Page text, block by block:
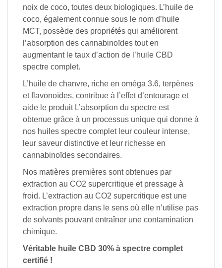
noix de coco, toutes deux biologiques. L’huile de
coco, également connue sous le nom d’huile
MCT, possède des propriétés qui améliorent
l’absorption des cannabinoïdes tout en
augmentant le taux d’action de l’huile CBD
spectre complet.
L’huile de chanvre, riche en oméga 3.6, terpènes
et flavonoïdes, contribue à l’effet d’entourage et
aide le produit L’absorption du spectre est
obtenue grâce à un processus unique qui donne à
nos huiles spectre complet leur couleur intense,
leur saveur distinctive et leur richesse en
cannabinoïdes secondaires.
Nos matières premières sont obtenues par
extraction au CO2 supercritique et pressage à
froid. L’extraction au CO2 supercritique est une
extraction propre dans le sens où elle n’utilise pas
de solvants pouvant entraîner une contamination
chimique.
Véritable huile CBD 30% à spectre complet
certifié !